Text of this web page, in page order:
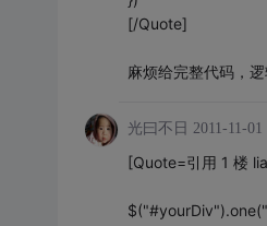
[/Quote]
麻烦给完整代码，
光曰不日 2011-11-01
[Quote=引用 1 楼